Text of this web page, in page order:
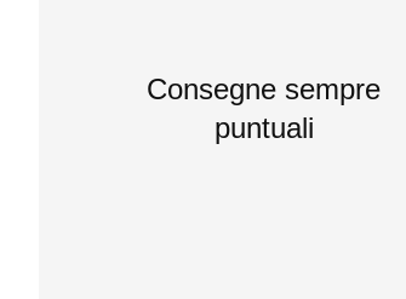
Consegne sempre
puntuali